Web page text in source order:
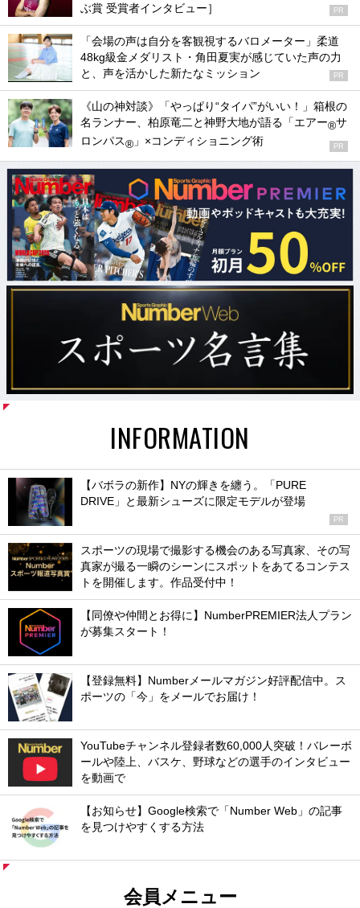
ぶ賞 受賞者インタビュー］
PR
「会場の声は自分を客観視するバロメーター」柔道
48kg級金メダリスト・角田夏実が感じていた声の力
と、声を活かした新たなミッション
PR
《山の神対談》「やっぱり“タイパ”がいい！」箱根の
名ランナー、柏原竜二と神野大地が語る「エアー®サ
ロンパス® 」×コンディショニング術 PR
INFORMATION
【バボラの新作】NYの輝きを纏う。「PURE
DRIVE」と最新シューズに限定モデルが登場
PR
スポーツの現場で撮影する機会のある写真家、その写
真家が撮る一瞬のシーンにスポットをあてるコンテス
トを開催します。作品受付中！
【同僚や仲間とお得に】NumberPREMIER法人プラン
が募集スタート！
【登録無料】Numberメールマガジン好評配信中。ス
ポーツの「今」をメールでお届け！
YouTubeチャンネル登録者数60,000人突破！バレーボ
ールや陸上、バスケ、野球などの選手のインタビュー
を動画で
【お知らせ】Google検索で「Number Web」の記事
を見つけやすくする方法
会員メニュー